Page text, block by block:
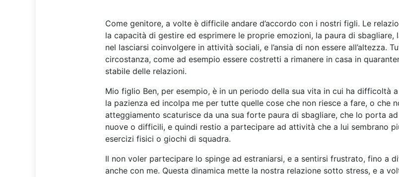
Come genitore, a volte è difficile andare d’accordo con i nostri figli. Le
la capacità di gestire ed esprimere le proprie emozioni, la paura di
nel lasciarsi coinvolgere in attività sociali, e l’ansia di non essere all’altezza.
circostanza, come ad esempio essere costretti a rimanere in casa in
stabile delle relazioni.
Mio figlio Ben, per esempio, è in un periodo della sua vita in cui ha difficoltà
la pazienza ed incolpa me per tutte quelle cose che non riesce a fare, o che
atteggiamento scaturisce da una sua forte paura di sbagliare, che lo porta
nuove o difficili, e quindi restio a partecipare ad attività che a lui sembrano
esercizi fisici o giochi di squadra.
Il non voler partecipare lo spinge ad estraniarsi, e a sentirsi frustrato, fino a
anche con me. Questa dinamica mette la nostra relazione sotto stress, e a